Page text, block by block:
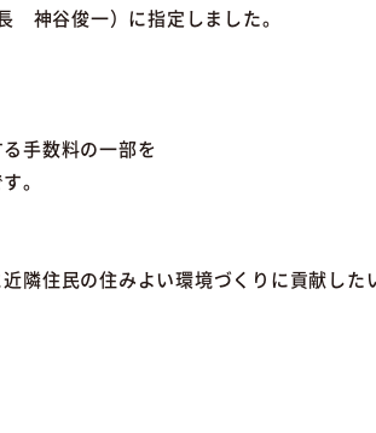
神谷俊一）に指定しました。
手数料の一部を
。
隣住民の住みよい環境づくりに貢献した